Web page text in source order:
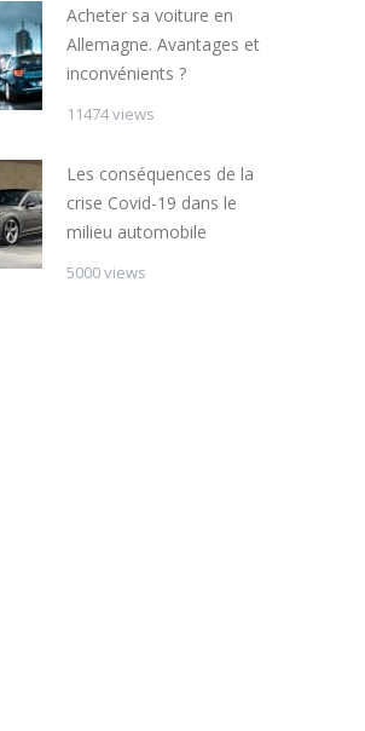
Acheter sa voiture en
Allemagne. Avantages et
inconvénients ?
11474 views
Les conséquences de la
crise Covid-19 dans le
milieu automobile
5000 views